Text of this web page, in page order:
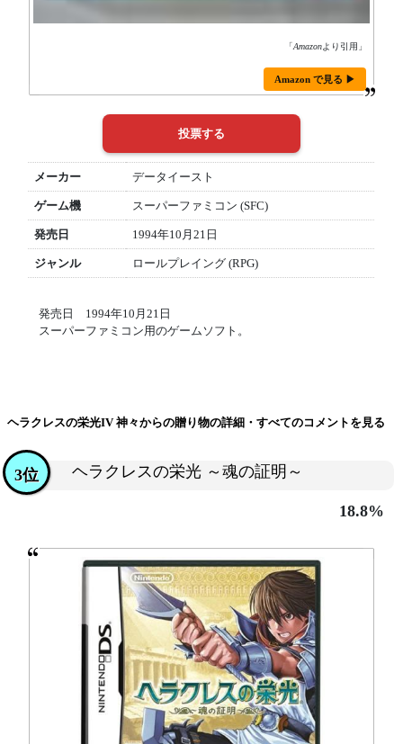
「Amazonより引用」
Amazon で見る ▶
メーカー データイースト
ゲーム機 スーパーファミコン (SFC)
発売日 1994年10月21日
ジャンル ロールプレイング (RPG)
発売日 1994年10月21日
スーパーファミコン用のゲームソフト。
ヘラクレスの栄光IV 神々からの贈り物の詳細・すべてのコメントを見る
ヘラクレスの栄光 ～魂の証明～
3位
18.8%